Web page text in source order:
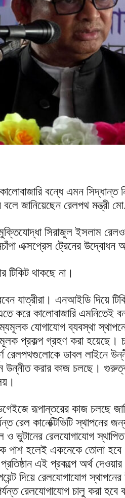
বন্ধে এমন
বলে জানিয়েছেন রেলপথ
সিরাজুল ইসলাম
এক্সপ্রেস ট্রেনের উদ্বোধন
টিকিট থাকছে না।
যাত্রীরা। এনআইডি দিয়ে
করে কালোবাজারি এমনিতেই
যোগাযোগ ব্যবস্থা
প্রকল্প গ্রহণ করা হয়েছে।
রেলপথগুলোকে ডাবল লাইনে
উন্নীত করার কাজ চলছে।
রূপান্তরের কাজ চলছে
রেল কানেক্টিভিটি স্থাপনের
ও ভুটানের রেলযোগাযোগ
পাশ হলেই একনেকে তোলা
এই প্রকল্পে অর্থ
দিয়ে রেলযোগাযোগ
রেলযোগাযোগ চালু করা হবে